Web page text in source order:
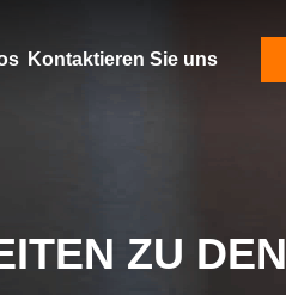
Kontaktieren Sie uns
ZU